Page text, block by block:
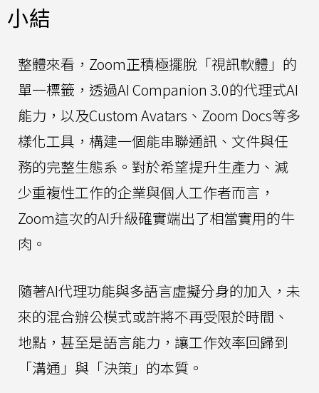
小結
整體來看，Zoom正積極擺脫「視訊軟體」的
單一標籤，透過AI Companion 3.0的代理式AI
能力，以及Custom Avatars、Zoom Docs等多
樣化工具，構建一個能串聯通訊、文件與任
務的完整生態系。對於希望提升生產力、減
少重複性工作的企業與個人工作者而言，
Zoom這次的AI升級確實端出了相當實用的牛
肉。
隨著AI代理功能與多語言虛擬分身的加入，未
來的混合辦公模式或許將不再受限於時間、
地點，甚至是語言能力，讓工作效率回歸到
「溝通」與「決策」的本質。